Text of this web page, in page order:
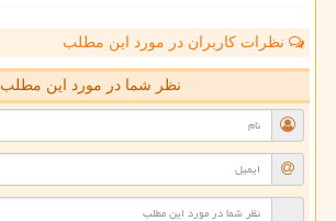
نظرات کاربران در مورد این مطلب
نظر شما در مورد این مطلب